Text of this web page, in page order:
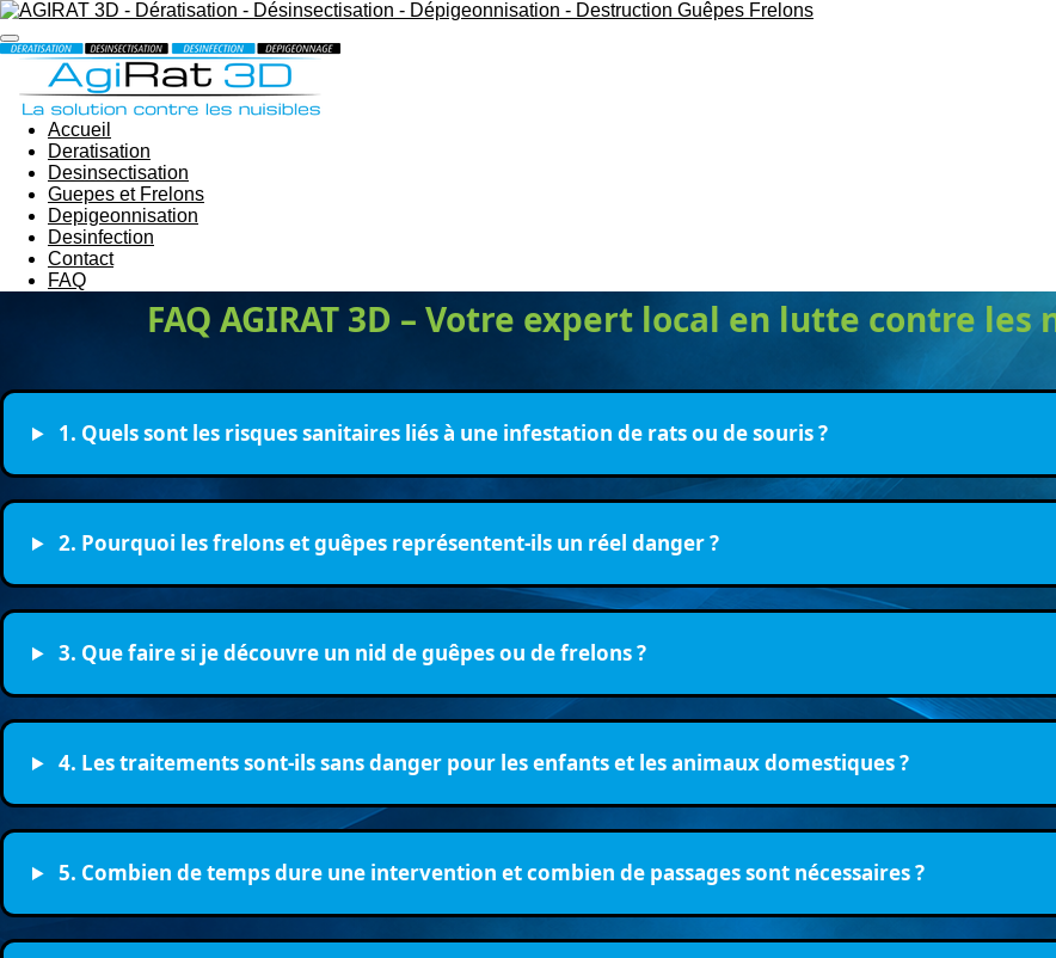
Passer
au
contenu
principal
Accueil
Deratisation
Desinsectisation
Guepes et Frelons
Depigeonnisation
Desinfection
Contact
FAQ
FAQ AGIRAT 3D – Votre expert local en lutte contre
1. Quels sont les risques sanitaires liés à une infestation de rats ou de souris ?
2. Pourquoi les frelons et guêpes représentent-ils un réel danger ?
3. Que faire si je découvre un nid de guêpes ou de frelons ?
4. Les traitements sont-ils sans danger pour les enfants et les animaux domestiques ?
5. Combien de temps dure une intervention et combien de passages sont nécessaires ?